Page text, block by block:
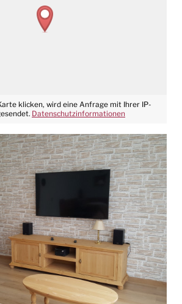
klicken, wird eine Anfrage mit Ihrer IP-
Datenschutzinformationen